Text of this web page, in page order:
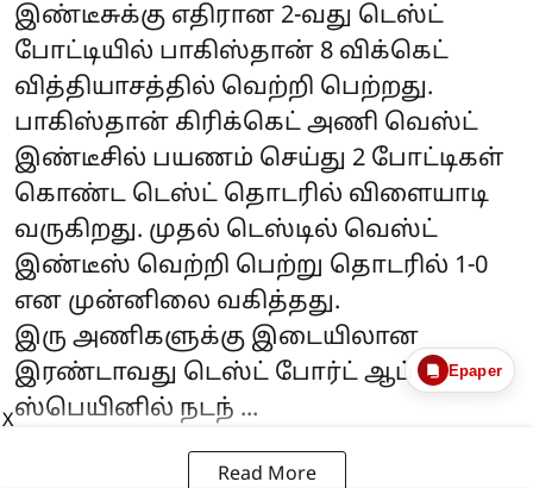
இண்டீசுக்கு எதிரான 2-வது டெஸ்ட்
போட்டியில் பாகிஸ்தான் 8 விக்கெட்
வித்தியாசத்தில் வெற்றி பெற்றது.
பாகிஸ்தான் கிரிக்கெட் அணி வெஸ்ட்
இண்டீசில் பயணம் செய்து 2 போட்டிகள்
கொண்ட டெஸ்ட் தொடரில் விளையாடி
வருகிறது. முதல் டெஸ்டில் வெஸ்ட்
இண்டீஸ் வெற்றி பெற்று தொடரில் 1-0
என முன்னிலை வகித்தது.
இரு அணிகளுக்கு இடையிலான
இரண்டாவது டெஸ்ட் போர்ட் ஆப்
ஸ்பெயினில் நடந் ...
Read More
Epaper
X